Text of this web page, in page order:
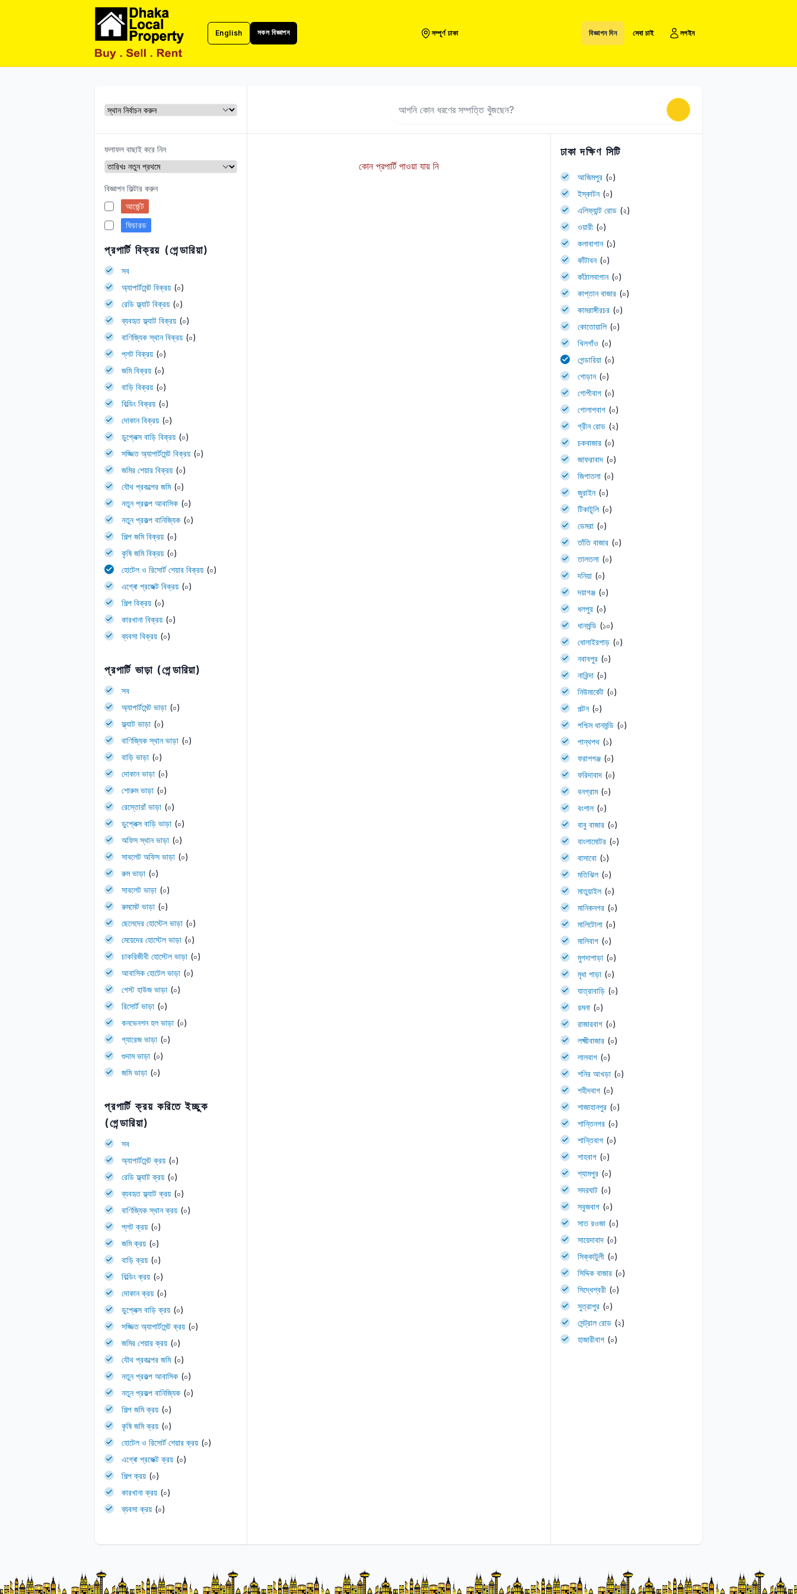
ঢাকা লোকাল প্রপার্টি
English সকল বিজ্ঞাপন সম্পূর্ণ ঢাকা বিজ্ঞাপন দিন সেবা চাই লগইন
ফলাফল বাছাই করে নিন
বিজ্ঞাপন ফিল্টার করুন
আর্জেন্ট
ফিচারড
প্রপার্টি বিক্রয় (গেন্ডারিয়া)
সব
অ্যাপার্টমেন্ট বিক্রয় (০)
রেডি ফ্ল্যাট বিক্রয় (০)
ব্যবহৃত ফ্ল্যাট বিক্রয় (০)
বাণিজ্যিক স্থান বিক্রয় (০)
প্লট বিক্রয় (০)
জমি বিক্রয় (০)
বাড়ি বিক্রয় (০)
বিল্ডিং বিক্রয় (০)
দোকান বিক্রয় (০)
ডুপ্লেক্স বাড়ি বিক্রয় (০)
সজ্জিত অ্যাপার্টমেন্ট বিক্রয় (০)
জমির শেয়ার বিক্রয় (০)
যৌথ প্রকল্পের জমি (০)
নতুন প্রকল্প আবাসিক (০)
নতুন প্রকল্প বানিজ্যিক (০)
শিল্প জমি বিক্রয় (০)
কৃষি জমি বিক্রয় (০)
হোটেল ও রিসোর্ট শেয়ার বিক্রয় (০)
এগ্ৰো প্রজেক্ট বিক্রয় (০)
শিল্প বিক্রয় (০)
কারখানা বিক্রয় (০)
ব্যবসা বিক্রয় (০)
প্রপার্টি ভাড়া (গেন্ডারিয়া)
সব
অ্যাপার্টমেন্ট ভাড়া (০)
ফ্ল্যাট ভাড়া (০)
বাণিজ্যিক স্থান ভাড়া (০)
বাড়ি ভাড়া (০)
দোকান ভাড়া (০)
শোরুম ভাড়া (০)
রেস্তোরাঁ ভাড়া (০)
ডুপ্লেক্স বাড়ি ভাড়া (০)
অফিস স্থান ভাড়া (০)
সাবলেট অফিস ভাড়া (০)
রুম ভাড়া (০)
সাবলেট ভাড়া (০)
রুমমেট ভাড়া (০)
ছেলেদের হোস্টেল ভাড়া (০)
মেয়েদের হোস্টেল ভাড়া (০)
চাকরিজীবী হোস্টেল ভাড়া (০)
আবাসিক হোটেল ভাড়া (০)
গেস্ট হাউজ ভাড়া (০)
রিসোর্ট ভাড়া (০)
কনভেনশন হল ভাড়া (০)
গ্যারেজ ভাড়া (০)
গুদাম ভাড়া (০)
জমি ভাড়া (০)
প্রপার্টি ক্রয় করিতে ইচ্ছুক
(গেন্ডারিয়া)
সব
অ্যাপার্টমেন্ট ক্রয় (০)
রেডি ফ্ল্যাট ক্রয় (০)
ব্যবহৃত ফ্ল্যাট ক্রয় (০)
বাণিজ্যিক স্থান ক্রয় (০)
প্লট ক্রয় (০)
জমি ক্রয় (০)
বাড়ি ক্রয় (০)
বিল্ডিং ক্রয় (০)
দোকান ক্রয় (০)
ডুপ্লেক্স বাড়ি ক্রয় (০)
সজ্জিত অ্যাপার্টমেন্ট ক্রয় (০)
জমির শেয়ার ক্রয় (০)
যৌথ প্রকল্পের জমি (০)
নতুন প্রকল্প আবাসিক (০)
নতুন প্রকল্প বানিজ্যিক (০)
শিল্প জমি ক্রয় (০)
কৃষি জমি ক্রয় (০)
হোটেল ও রিসোর্ট শেয়ার ক্রয় (০)
এগ্ৰো প্রজেক্ট ক্রয় (০)
শিল্প ক্রয় (০)
কারখানা ক্রয় (০)
ব্যবসা ক্রয় (০)
কোন প্রপার্টি পাওয়া যায় নি
ঢাকা দক্ষিণ সিটি
আজিমপুর (০)
ইস্কাটন (০)
এলিফ্যান্ট রোড (২)
ওয়ারী (০)
কলাবাগান (১)
কাঁটাবন (০)
কাঁঠালবাগান (০)
কাপ্তান বাজার (০)
কামরাঙ্গীরচর (০)
কোতোয়ালি (০)
খিলগাঁও (০)
গেন্ডারিয়া (০)
গোড়ান (০)
গোপীবাগ (০)
গোলাপবাগ (০)
গ্রীন রোড (২)
চকবাজার (০)
জাফরাবাদ (০)
জিগাতলা (০)
জুরাইন (০)
টিকাটুলি (০)
ডেমরা (০)
তাঁতি বাজার (০)
তালতলা (০)
দনিয়া (০)
দয়াগঞ্জ (০)
ধলপুর (০)
ধানমন্ডি (১০)
ধোলাইরপাড় (০)
নবাবপুর (০)
নারিন্দা (০)
নিউমার্কেট (০)
পল্টন (০)
পশ্চিম ধানমন্ডি (০)
পান্থপথ (১)
ফরাশগঞ্জ (০)
ফরিদাবাদ (০)
বনগ্রাম (০)
বংশাল (০)
বাবু বাজার (০)
বাংলামোটর (০)
বাসাবো (১)
মতিঝিল (০)
মাতুয়াইল (০)
মানিকনগর (০)
মালিটোলা (০)
মালিবাগ (০)
মুগদাপাড়া (০)
মৃধা পাড়া (০)
যাত্রাবাড়ি (০)
রমনা (০)
রাজারবাগ (০)
লক্ষ্মীবাজার (০)
লালবাগ (০)
শনির আখড়া (০)
শহীদবাগ (০)
শাজাহানপুর (০)
শান্তিনগর (০)
শান্তিবাগ (০)
শাহবাগ (০)
শ্যামপুর (০)
সদরঘাট (০)
সবুজবাগ (০)
সাত রওজা (০)
সায়েদাবাদ (০)
সিক্কাটুলী (০)
সিদ্দিক বাজার (০)
সিদ্ধেশ্বরী (০)
সুত্রাপুর (০)
সেন্ট্রাল রোড (২)
হাজারীবাগ (০)